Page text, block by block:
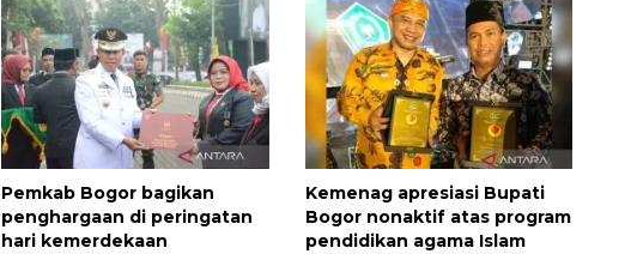
Pemkab Bogor bagikan
penghargaan di peringatan
hari kemerdekaan
Kemenag apresiasi Bupati
Bogor nonaktif atas program
pendidikan agama Islam
Sinyal positif perekonomian
Indonesia
2026-08-05 15:00:00